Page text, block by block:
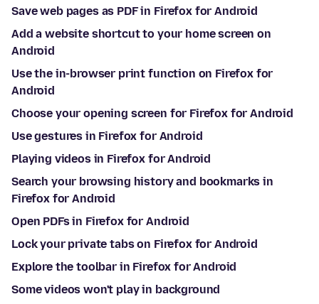
Save web pages as PDF in Firefox for Android
Add a website shortcut to your home screen on
Android
Use the in-browser print function on Firefox for
Android
Choose your opening screen for Firefox for Android
Use gestures in Firefox for Android
Playing videos in Firefox for Android
Search your browsing history and bookmarks in
Firefox for Android
Open PDFs in Firefox for Android
Lock your private tabs on Firefox for Android
Explore the toolbar in Firefox for Android
Some videos won't play in background